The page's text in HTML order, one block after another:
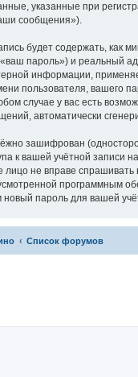
указанные при
сообщения»).
будет содержать, как
пароль») и реальный
информации,
пользователя, вашего
случае у вас есть
автоматически
зашифрован
к вашей учётной записи
лицо не вправе
программным
новый пароль для вашей
Список форумов